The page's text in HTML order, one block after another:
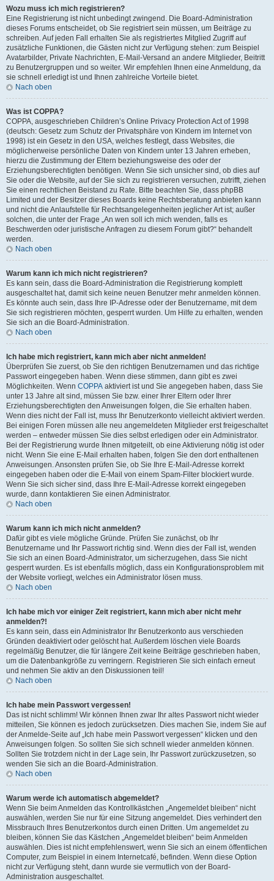
Wozu muss ich mich registrieren?
Eine Registrierung ist nicht unbedingt zwingend. Die Board-Administration
dieses Forums entscheidet, ob Sie registriert sein müssen, um Beiträge zu
schreiben. Auf jeden Fall erhalten Sie als registriertes Mitglied Zugriff auf
zusätzliche Funktionen, die Gästen nicht zur Verfügung stehen: zum Beispiel
Avatarbilder, Private Nachrichten, E-Mail-Versand an andere Mitglieder, Beitritt
zu Benutzergruppen und so weiter. Wir empfehlen Ihnen eine Anmeldung, da
sie schnell erledigt ist und Ihnen zahlreiche Vorteile bietet.
Nach oben
Was ist COPPA?
COPPA, ausgeschrieben Children’s Online Privacy Protection Act of 1998
(deutsch: Gesetz zum Schutz der Privatsphäre von Kindern im Internet von
1998) ist ein Gesetz in den USA, welches festlegt, dass Websites, die
möglicherweise persönliche Daten von Kindern unter 13 Jahren erheben,
hierzu die Zustimmung der Eltern beziehungsweise des oder der
Erziehungsberechtigten benötigen. Wenn Sie sich unsicher sind, ob dies auf
Sie oder die Website, auf der Sie sich zu registrieren versuchen, zutrifft, ziehen
Sie einen rechtlichen Beistand zu Rate. Bitte beachten Sie, dass phpBB
Limited und der Besitzer dieses Boards keine Rechtsberatung anbieten kann
und nicht die Anlaufstelle für Rechtsangelegenheiten jeglicher Art ist; außer
solchen, die unter der Frage „An wen soll ich mich wenden, falls es
Beschwerden oder juristische Anfragen zu diesem Forum gibt?“ behandelt
werden.
Nach oben
Warum kann ich mich nicht registrieren?
Es kann sein, dass die Board-Administration die Registrierung komplett
ausgeschaltet hat, damit sich keine neuen Benutzer mehr anmelden können.
Es könnte auch sein, dass Ihre IP-Adresse oder der Benutzername, mit dem
Sie sich registrieren möchten, gesperrt wurden. Um Hilfe zu erhalten, wenden
Sie sich an die Board-Administration.
Nach oben
Ich habe mich registriert, kann mich aber nicht anmelden!
Überprüfen Sie zuerst, ob Sie den richtigen Benutzernamen und das richtige
Passwort eingegeben haben. Wenn diese stimmen, dann gibt es zwei
Möglichkeiten. Wenn COPPA aktiviert ist und Sie angegeben haben, dass Sie
unter 13 Jahre alt sind, müssen Sie bzw. einer Ihrer Eltern oder Ihrer
Erziehungsberechtigten den Anweisungen folgen, die Sie erhalten haben.
Wenn dies nicht der Fall ist, muss Ihr Benutzerkonto vielleicht aktiviert werden.
Bei einigen Foren müssen alle neu angemeldeten Mitglieder erst freigeschaltet
werden – entweder müssen Sie dies selbst erledigen oder ein Administrator.
Bei der Registrierung wurde Ihnen mitgeteilt, ob eine Aktivierung nötig ist oder
nicht. Wenn Sie eine E-Mail erhalten haben, folgen Sie den dort enthaltenen
Anweisungen. Ansonsten prüfen Sie, ob Sie Ihre E-Mail-Adresse korrekt
eingegeben haben oder die E-Mail von einem Spam-Filter blockiert wurde.
Wenn Sie sich sicher sind, dass Ihre E-Mail-Adresse korrekt eingegeben
wurde, dann kontaktieren Sie einen Administrator.
Nach oben
Warum kann ich mich nicht anmelden?
Dafür gibt es viele mögliche Gründe. Prüfen Sie zunächst, ob Ihr
Benutzername und Ihr Passwort richtig sind. Wenn dies der Fall ist, wenden
Sie sich an einen Board-Administrator, um sicherzugehen, dass Sie nicht
gesperrt wurden. Es ist ebenfalls möglich, dass ein Konfigurationsproblem mit
der Website vorliegt, welches ein Administrator lösen muss.
Nach oben
Ich habe mich vor einiger Zeit registriert, kann mich aber nicht mehr
anmelden?!
Es kann sein, dass ein Administrator Ihr Benutzerkonto aus verschieden
Gründen deaktiviert oder gelöscht hat. Außerdem löschen viele Boards
regelmäßig Benutzer, die für längere Zeit keine Beiträge geschrieben haben,
um die Datenbankgröße zu verringern. Registrieren Sie sich einfach erneut
und nehmen Sie aktiv an den Diskussionen teil!
Nach oben
Ich habe mein Passwort vergessen!
Das ist nicht schlimm! Wir können Ihnen zwar Ihr altes Passwort nicht wieder
mitteilen, Sie können es jedoch zurücksetzen. Dies machen Sie, indem Sie auf
der Anmelde-Seite auf „Ich habe mein Passwort vergessen“ klicken und den
Anweisungen folgen. So sollten Sie sich schnell wieder anmelden können.
Sollten Sie trotzdem nicht in der Lage sein, Ihr Passwort zurückzusetzen, so
wenden Sie sich an die Board-Administration.
Nach oben
Warum werde ich automatisch abgemeldet?
Wenn Sie beim Anmelden das Kontrollkästchen „Angemeldet bleiben“ nicht
auswählen, werden Sie nur für eine Sitzung angemeldet. Dies verhindert den
Missbrauch Ihres Benutzerkontos durch einen Dritten. Um angemeldet zu
bleiben, können Sie das Kästchen „Angemeldet bleiben“ beim Anmelden
auswählen. Dies ist nicht empfehlenswert, wenn Sie sich an einem öffentlichen
Computer, zum Beispiel in einem Internetcafé, befinden. Wenn diese Option
nicht zur Verfügung steht, dann wurde sie vermutlich von der Board-
Administration ausgeschaltet.